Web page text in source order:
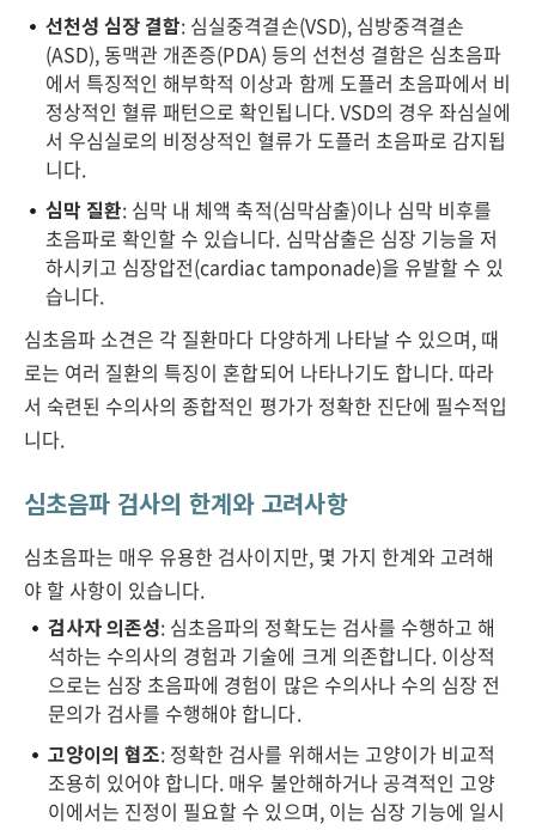
선천성 심장 결함: 심실중격결손(VSD), 심방중격결손
(ASD), 동맥관 개존증(PDA) 등의 선천성 결함은 심초음파
에서 특징적인 해부학적 이상과 함께 도플러 초음파에서 비
정상적인 혈류 패턴으로 확인됩니다. VSD의 경우 좌심실에
서 우심실로의 비정상적인 혈류가 도플러 초음파로 감지됩
니다.
심막 질환: 심막 내 체액 축적(심막삼출)이나 심막 비후를
초음파로 확인할 수 있습니다. 심막삼출은 심장 기능을 저
하시키고 심장압전(cardiac tamponade)을 유발할 수 있
습니다.
심초음파 소견은 각 질환마다 다양하게 나타날 수 있으며, 때
로는 여러 질환의 특징이 혼합되어 나타나기도 합니다. 따라
서 숙련된 수의사의 종합적인 평가가 정확한 진단에 필수적입
니다.
심초음파 검사의 한계와 고려사항
심초음파는 매우 유용한 검사이지만, 몇 가지 한계와 고려해
야 할 사항이 있습니다.
검사자 의존성: 심초음파의 정확도는 검사를 수행하고 해
석하는 수의사의 경험과 기술에 크게 의존합니다. 이상적
으로는 심장 초음파에 경험이 많은 수의사나 수의 심장 전
문의가 검사를 수행해야 합니다.
고양이의 협조: 정확한 검사를 위해서는 고양이가 비교적
조용히 있어야 합니다. 매우 불안해하거나 공격적인 고양
이에서는 진정이 필요할 수 있으며, 이는 심장 기능에 일시